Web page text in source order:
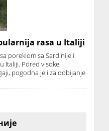
rasa u Italiji
poreklom sa Sardinije i
Italiji. Pored visoke
pogodna je i za dobijanje